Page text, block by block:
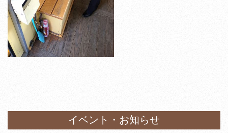
イベント・お知らせ